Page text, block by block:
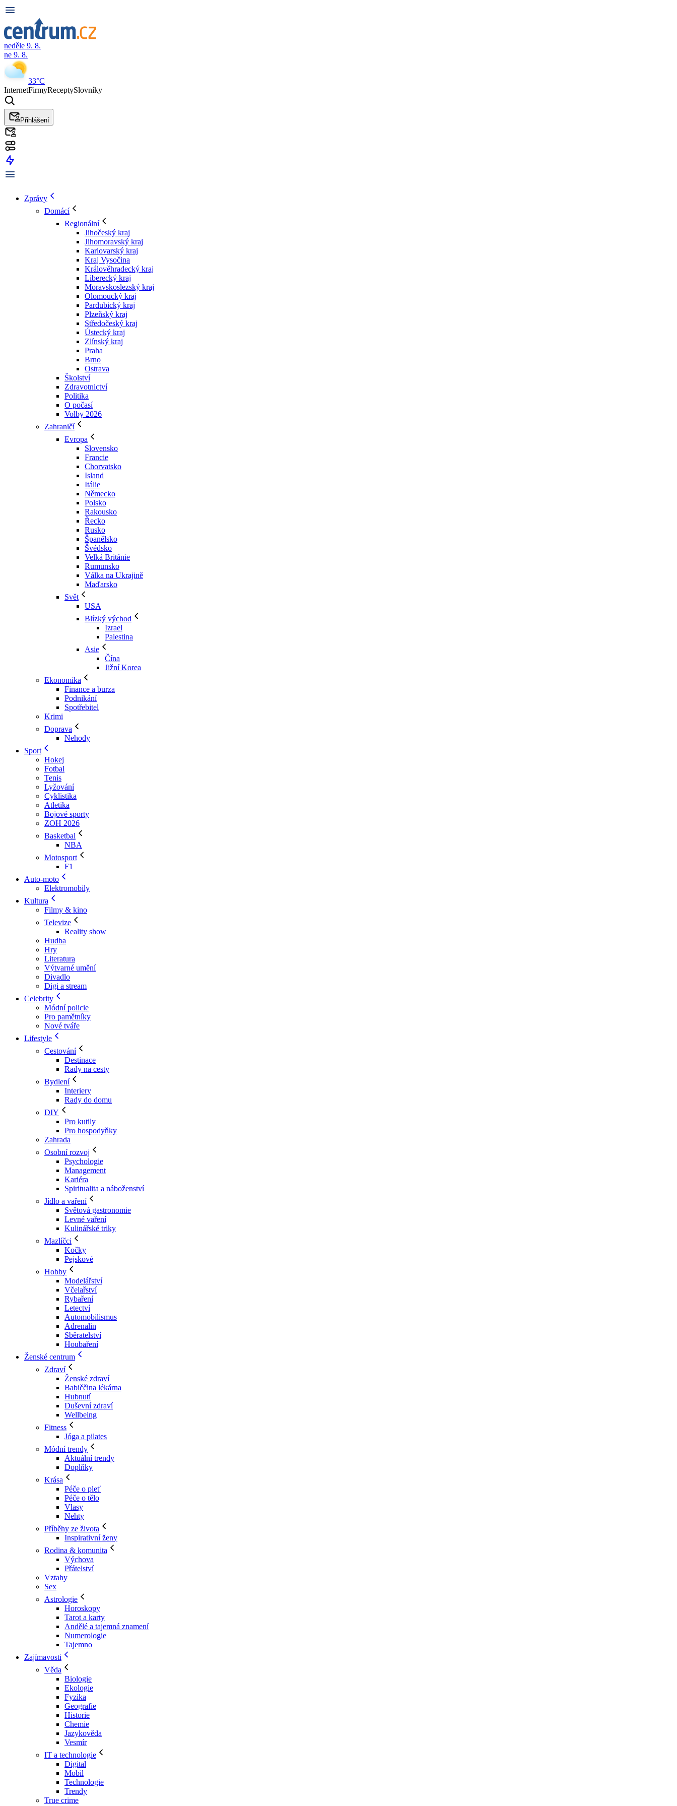
neděle 9. 8.
ne 9. 8.
33°C
InternetFirmyReceptySlovníky
Přihlášení
Zprávy
Domácí
Regionální
Jihočeský kraj
Jihomoravský kraj
Karlovarský kraj
Kraj Vysočina
Králověhradecký kraj
Liberecký kraj
Moravskoslezský kraj
Olomoucký kraj
Pardubický kraj
Plzeňský kraj
Středočeský kraj
Ústecký kraj
Zlínský kraj
Praha
Brno
Ostrava
Školství
Zdravotnictví
Politika
O počasí
Volby 2026
Zahraničí
Evropa
Slovensko
Francie
Chorvatsko
Island
Itálie
Německo
Polsko
Rakousko
Řecko
Rusko
Španělsko
Švédsko
Velká Británie
Rumunsko
Válka na Ukrajině
Maďarsko
Svět
USA
Blízký východ
Izrael
Palestina
Asie
Čína
Jižní Korea
Ekonomika
Finance a burza
Podnikání
Spotřebitel
Krimi
Doprava
Nehody
Sport
Hokej
Fotbal
Tenis
Lyžování
Cyklistika
Atletika
Bojové sporty
ZOH 2026
Basketbal
NBA
Motosport
F1
Auto-moto
Elektromobily
Kultura
Filmy & kino
Televize
Reality show
Hudba
Hry
Literatura
Výtvarné umění
Divadlo
Digi a stream
Celebrity
Módní policie
Pro pamětníky
Nové tváře
Lifestyle
Cestování
Destinace
Rady na cesty
Bydlení
Interiery
Rady do domu
DIY
Pro kutily
Pro hospodyňky
Zahrada
Osobní rozvoj
Psychologie
Management
Kariéra
Spiritualita a náboženství
Jídlo a vaření
Světová gastronomie
Levné vaření
Kulinářské triky
Mazlíčci
Kočky
Pejskové
Hobby
Modelářství
Včelařství
Rybaření
Letectví
Automobilismus
Adrenalin
Sběratelství
Houbaření
Ženské centrum
Zdraví
Ženské zdraví
Babiččina lékárna
Hubnutí
Duševní zdraví
Wellbeing
Fitness
Jóga a pilates
Módní trendy
Aktuální trendy
Doplňky
Krása
Péče o pleť
Péče o tělo
Vlasy
Nehty
Příběhy ze života
Inspirativní ženy
Rodina & komunita
Výchova
Přátelství
Vztahy
Sex
Astrologie
Horoskopy
Tarot a karty
Andělé a tajemná znamení
Numerologie
Tajemno
Zajímavosti
Věda
Biologie
Ekologie
Fyzika
Geografie
Historie
Chemie
Jazykověda
Vesmír
IT a technologie
Digital
Mobil
Technologie
Trendy
True crime